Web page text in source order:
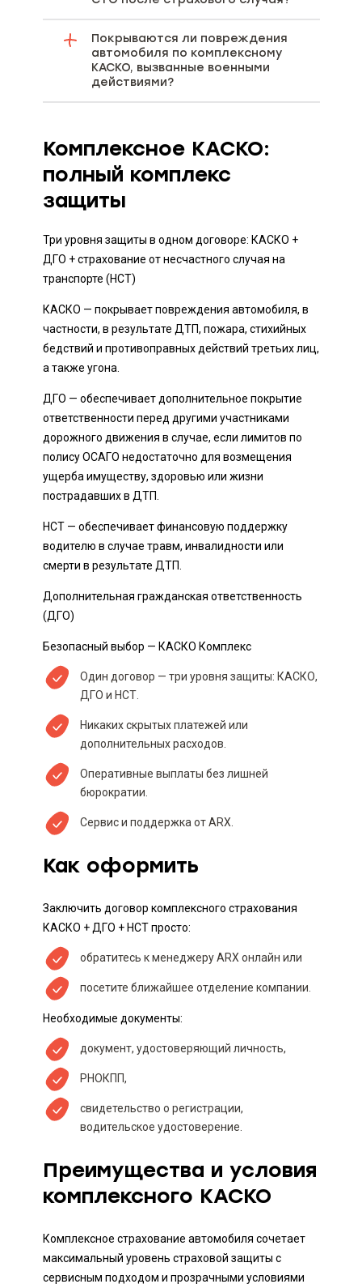
Покрываются ли повреждения
автомобиля по комплексному
КАСКО, вызванные военными
действиями?
Комплексное КАСКО:
полный комплекс
защиты
Три уровня защиты в одном договоре: КАСКО +
ДГО + страхование от несчастного случая на
транспорте (НСТ)
КАСКО — покрывает повреждения автомобиля, в
частности, в результате ДТП, пожара, стихийных
бедствий и противоправных действий третьих лиц,
а также угона.
ДГО — обеспечивает дополнительное покрытие
ответственности перед другими участниками
дорожного движения в случае, если лимитов по
полису ОСАГО недостаточно для возмещения
ущерба имуществу, здоровью или жизни
пострадавших в ДТП.
НСТ — обеспечивает финансовую поддержку
водителю в случае травм, инвалидности или
смерти в результате ДТП.
Дополнительная гражданская ответственность
(ДГО)
Безопасный выбор — КАСКО Комплекс
Один договор — три уровня защиты: КАСКО,
ДГО и НСТ.
Никаких скрытых платежей или
дополнительных расходов.
Оперативные выплаты без лишней
бюрократии.
Сервис и поддержка от ARX.
Как оформить
Заключить договор комплексного страхования
КАСКО + ДГО + НСТ просто:
обратитесь к менеджеру ARX онлайн или
посетите ближайшее отделение компании.
Необходимые документы:
документ, удостоверяющий личность,
РНОКПП,
свидетельство о регистрации,
водительское удостоверение.
Преимущества и условия
комплексного КАСКО
Комплексное страхование автомобиля сочетает
максимальный уровень страховой защиты с
сервисным подходом и прозрачными условиями